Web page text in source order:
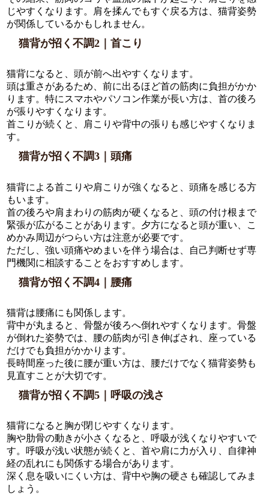
じやすくなります。肩を揉んでもすぐ戻る方は、猫背姿勢
が関係しているかもしれません。
猫背が招く不調2｜首こり
猫背になると、頭が前へ出やすくなります。
頭は重さがあるため、前に出るほど首の筋肉に負担がかか
ります。特にスマホやパソコン作業が長い方は、首の後ろ
が張りやすくなります。
首こりが続くと、肩こりや背中の張りも感じやすくなりま
す。
猫背が招く不調3｜頭痛
猫背による首こりや肩こりが強くなると、頭痛を感じる方
もいます。
首の後ろや肩まわりの筋肉が硬くなると、頭の付け根まで
緊張が広がることがあります。夕方になると頭が重い、こ
めかみ周辺がつらい方は注意が必要です。
ただし、強い頭痛やめまいを伴う場合は、自己判断せず専
門機関に相談することをおすすめします。
猫背が招く不調4｜腰痛
猫背は腰痛にも関係します。
背中が丸まると、骨盤が後ろへ倒れやすくなります。骨盤
が倒れた姿勢では、腰の筋肉が引き伸ばされ、座っている
だけでも負担がかかります。
長時間座った後に腰が重い方は、腰だけでなく猫背姿勢も
見直すことが大切です。
猫背が招く不調5｜呼吸の浅さ
猫背になると胸が閉じやすくなります。
胸や肋骨の動きが小さくなると、呼吸が浅くなりやすいで
す。呼吸が浅い状態が続くと、首や肩に力が入り、自律神
経の乱れにも関係する場合があります。
深く息を吸いにくい方は、背中や胸の硬さも確認してみま
しょう。